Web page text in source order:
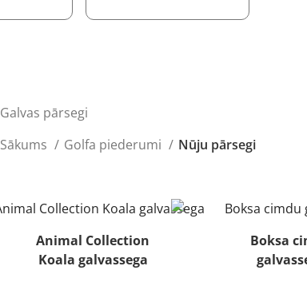
Galvas pārsegi
Sākums
Golfa piederumi Nūju pārsegi
Animal Collection
Koala galvassega
Boksa